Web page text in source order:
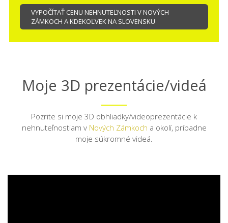
VYPOČÍTAŤ CENU NEHNUTEĽNOSTI V NOVÝCH
ZÁMKOCH A KDEKOĽVEK NA SLOVENSKU
Moje 3D prezentácie/videá
Pozrite si moje 3D obhliadky/videoprezentácie k
nehnuteľnostiam v Nových Zámkoch a okolí, prípadne
moje súkromné videá.